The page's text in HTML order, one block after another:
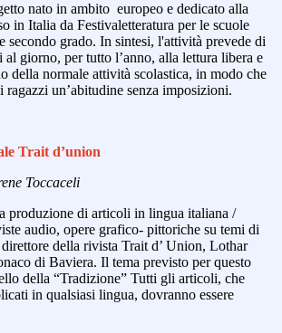
nato in ambito europeo e dedicato alla
in Italia da Festivaletteratura per le scuole
secondo grado. In sintesi, l'attività prevede di
giorno, per tutto l’anno, alla lettura libera e
della normale attività scolastica, in modo che
un’abitudine senza imposizioni.
Trait d’union
Toccaceli
produzione di articoli in lingua italiana /
audio, opere grafico- pittoriche su temi di
della rivista Trait d’ Union, Lothar
di Baviera. Il tema previsto per questo
della “Tradizione” Tutti gli articoli, che
in qualsiasi lingua, dovranno essere